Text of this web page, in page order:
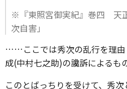
※『東照宮御実紀』巻四 天
次自害」
……ここでは秀次の乱行を理由
成(中村七之助)の讒訴によるも
このとばっちりを受けて、秀